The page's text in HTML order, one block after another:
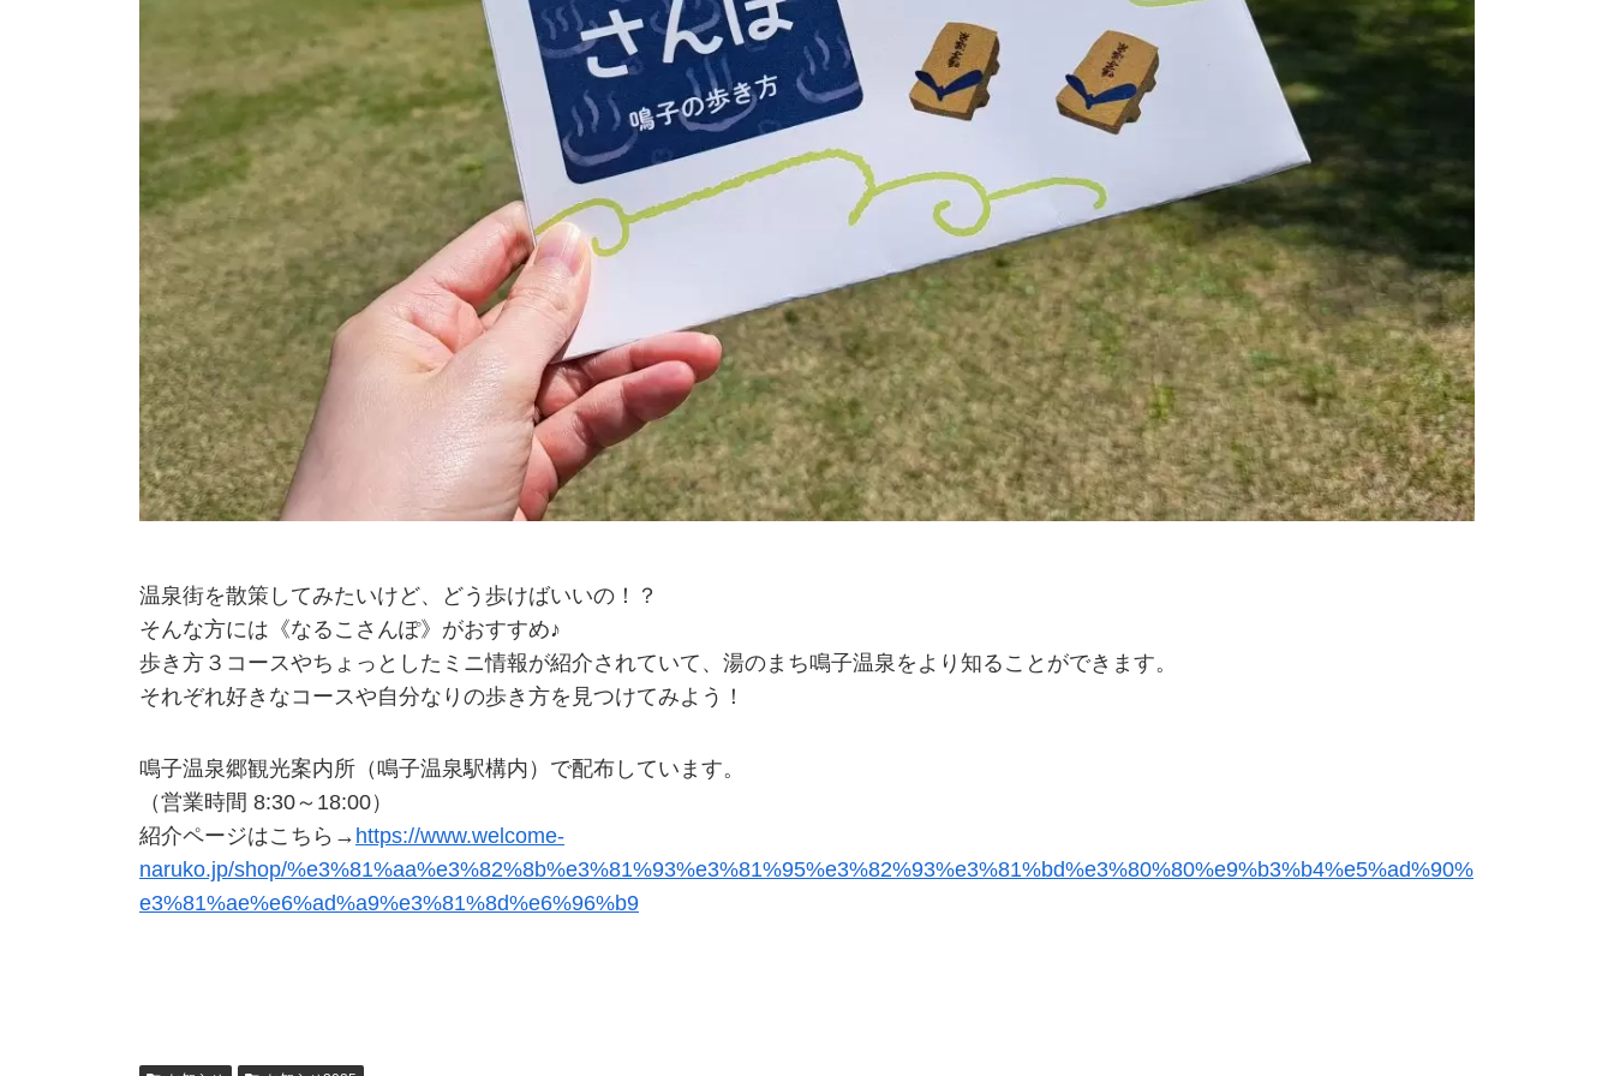
温泉街を散策してみたいけど、どう歩けばいいの！？
そんな方には《なるこさんぽ》がおすすめ♪
歩き方３コースやちょっとしたミニ情報が紹介されていて、湯のまち鳴子温泉をより知ることができます。
それぞれ好きなコースや自分なりの歩き方を見つけてみよう！
鳴子温泉郷観光案内所（鳴子温泉駅構内）で配布しています。
（営業時間 8:30～18:00）
紹介ページはこちら→ https://www.welcome-
naruko.jp/shop/%e3%81%aa%e3%82%8b%e3%81%93%e3%81%95%e3%82%93%e3%81%bd%e3%80%80%e9%b3%b4%e5%ad%90%
e3%81%ae%e6%ad%a9%e3%81%8d%e6%96%b9